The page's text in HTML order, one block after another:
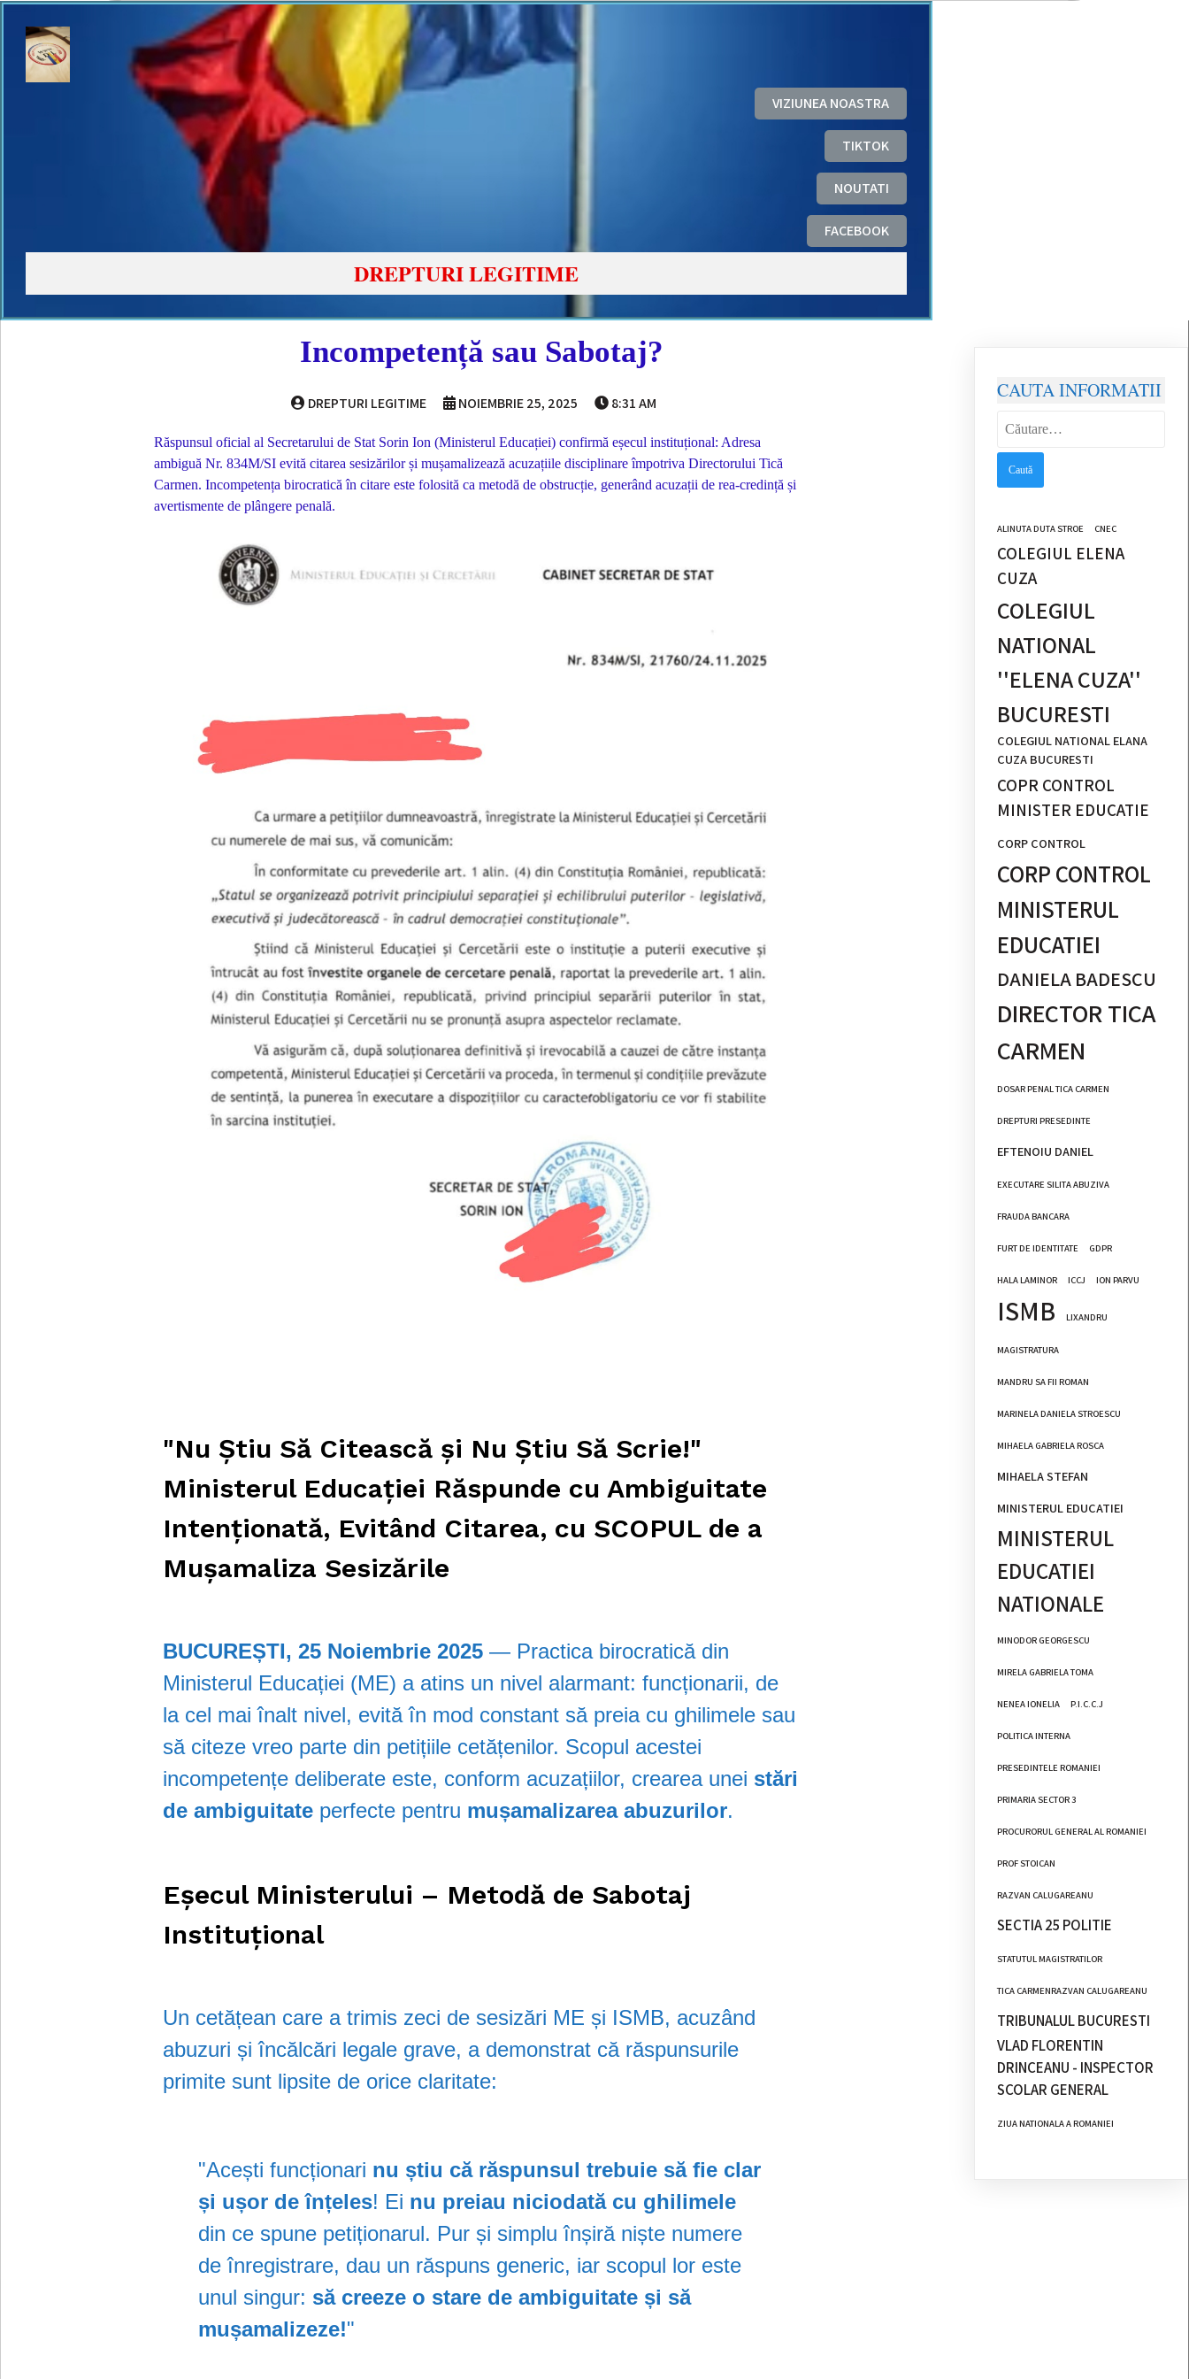
VIZIUNEA NOASTRA
TIKTOK
NOUTATI
FACEBOOK
DREPTURI LEGITIME
Incompetență sau Sabotaj?
DREPTURI LEGITIME NOIEMBRIE 25, 2025 8:31 AM
Răspunsul oficial al Secretarului de Stat Sorin Ion (Ministerul Educației) confirmă eșecul instituțional: Adresa
ambiguă Nr. 834M/SI evită citarea sesizărilor și mușamalizează acuzațiile disciplinare împotriva Directorului Tică
Carmen. Incompetența birocratică în citare este folosită ca metodă de obstrucție, generând acuzații de rea-credință și
avertismente de plângere penală.
"Nu Știu Să Citească și Nu Știu Să Scrie!"
Ministerul Educației Răspunde cu Ambiguitate
Intenționată, Evitând Citarea, cu SCOPUL de a
Mușamaliza Sesizările
BUCUREȘTI, 25 Noiembrie 2025 — Practica birocratică din
Ministerul Educației (ME) a atins un nivel alarmant: funcționarii, de
la cel mai înalt nivel, evită în mod constant să preia cu ghilimele sau
să citeze vreo parte din petițiile cetățenilor. Scopul acestei
incompetențe deliberate este, conform acuzațiilor, crearea unei stări
de ambiguitate perfecte pentru mușamalizarea abuzurilor.
Eșecul Ministerului – Metodă de Sabotaj
Instituțional
Un cetățean care a trimis zeci de sesizări ME și ISMB, acuzând
abuzuri și încălcări legale grave, a demonstrat că răspunsurile
primite sunt lipsite de orice claritate:
"Acești funcționari nu știu că răspunsul trebuie să fie clar
și ușor de înțeles! Ei nu preiau niciodată cu ghilimele
din ce spune petiționarul. Pur și simplu înșiră niște numere
de înregistrare, dau un răspuns generic, iar scopul lor este
unul singur: să creeze o stare de ambiguitate și să
mușamalizeze!"
CAUTA INFORMATII
ALINUTA DUTA STROE CNEC
COLEGIUL ELENA
CUZA
COLEGIUL
NATIONAL
''ELENA CUZA''
BUCURESTI
COLEGIUL NATIONAL ELANA
CUZA BUCURESTI
COPR CONTROL
MINISTER EDUCATIE
CORP CONTROL
CORP CONTROL
MINISTERUL
EDUCATIEI
DANIELA BADESCU
DIRECTOR TICA
CARMEN
DOSAR PENAL TICA CARMEN
DREPTURI PRESEDINTE
EFTENOIU DANIEL
EXECUTARE SILITA ABUZIVA
FRAUDA BANCARA
FURT DE IDENTITATE GDPR
HALA LAMINOR ICCJ ION PARVU
ISMB LIXANDRU
MAGISTRATURA
MANDRU SA FII ROMAN
MARINELA DANIELA STROESCU
MIHAELA GABRIELA ROSCA
MIHAELA STEFAN
MINISTERUL EDUCATIEI
MINISTERUL
EDUCATIEI
NATIONALE
MINODOR GEORGESCU
MIRELA GABRIELA TOMA
NENEA IONELIA P.I.C.C.J
POLITICA INTERNA
PRESEDINTELE ROMANIEI
PRIMARIA SECTOR 3
PROCURORUL GENERAL AL ROMANIEI
PROF STOICAN
RAZVAN CALUGAREANU
SECTIA 25 POLITIE
STATUTUL MAGISTRATILOR
TICA CARMENRAZVAN CALUGAREANU
TRIBUNALUL BUCURESTI
VLAD FLORENTIN
DRINCEANU - INSPECTOR
SCOLAR GENERAL
ZIUA NATIONALA A ROMANIEI